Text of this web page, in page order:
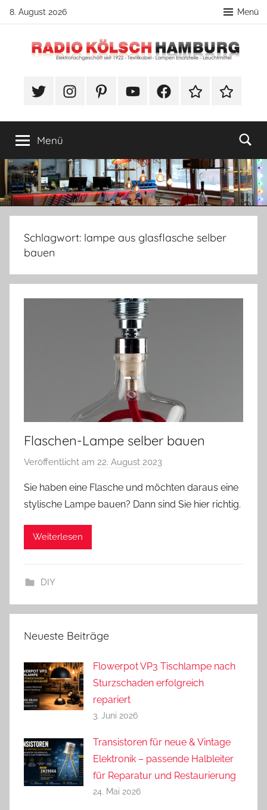
Zum
springen
8. August 2026 Menü
Radio
-
Blog-
rund
ums
Thema
Lampenbau
mit
spannenden
Anleitungen.
Twitter InstragramPinterestYouTubeFacebookTikTok Webshop
Menü
Schlagwort: lampe aus glasflasche selber
bauen
Flaschen-Lampe selber bauen
Veröffentlicht am 22. August 2023
n
A
s
Sie haben eine Flasche und möchten daraus eine
stylische Lampe bauen? Dann sind Sie hier richtig.
Weiterlesen
DIY
Neueste Beiträge
Flowerpot VP3 Tischlampe nach
Sturzschaden erfolgreich
repariert
3. Juni 2026
Transistoren für neue & Vintage
Elektronik – passende Halbleiter
für Reparatur und Restaurierung
24. Mai 2026